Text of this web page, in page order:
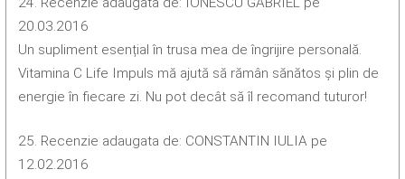
20.03.2016
Un supliment esențial în trusa mea de îngrijire personală.
Vitamina C Life Impuls mă ajută să rămân sănătos și plin de
energie în fiecare zi. Nu pot decât să îl recomand tuturor!
25. Recenzie adaugata de: CONSTANTIN IULIA pe
12.02.2016